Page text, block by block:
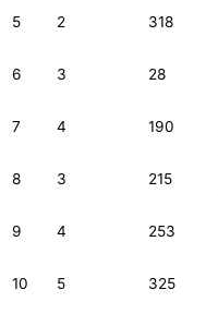
5 2 318
6 3 28
7 4 190
8 3 215
9 4 253
10 5 325